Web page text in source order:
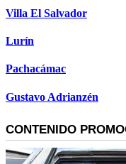
Villa El Salvador
Lurín
Pachacámac
Gustavo Adrianzén